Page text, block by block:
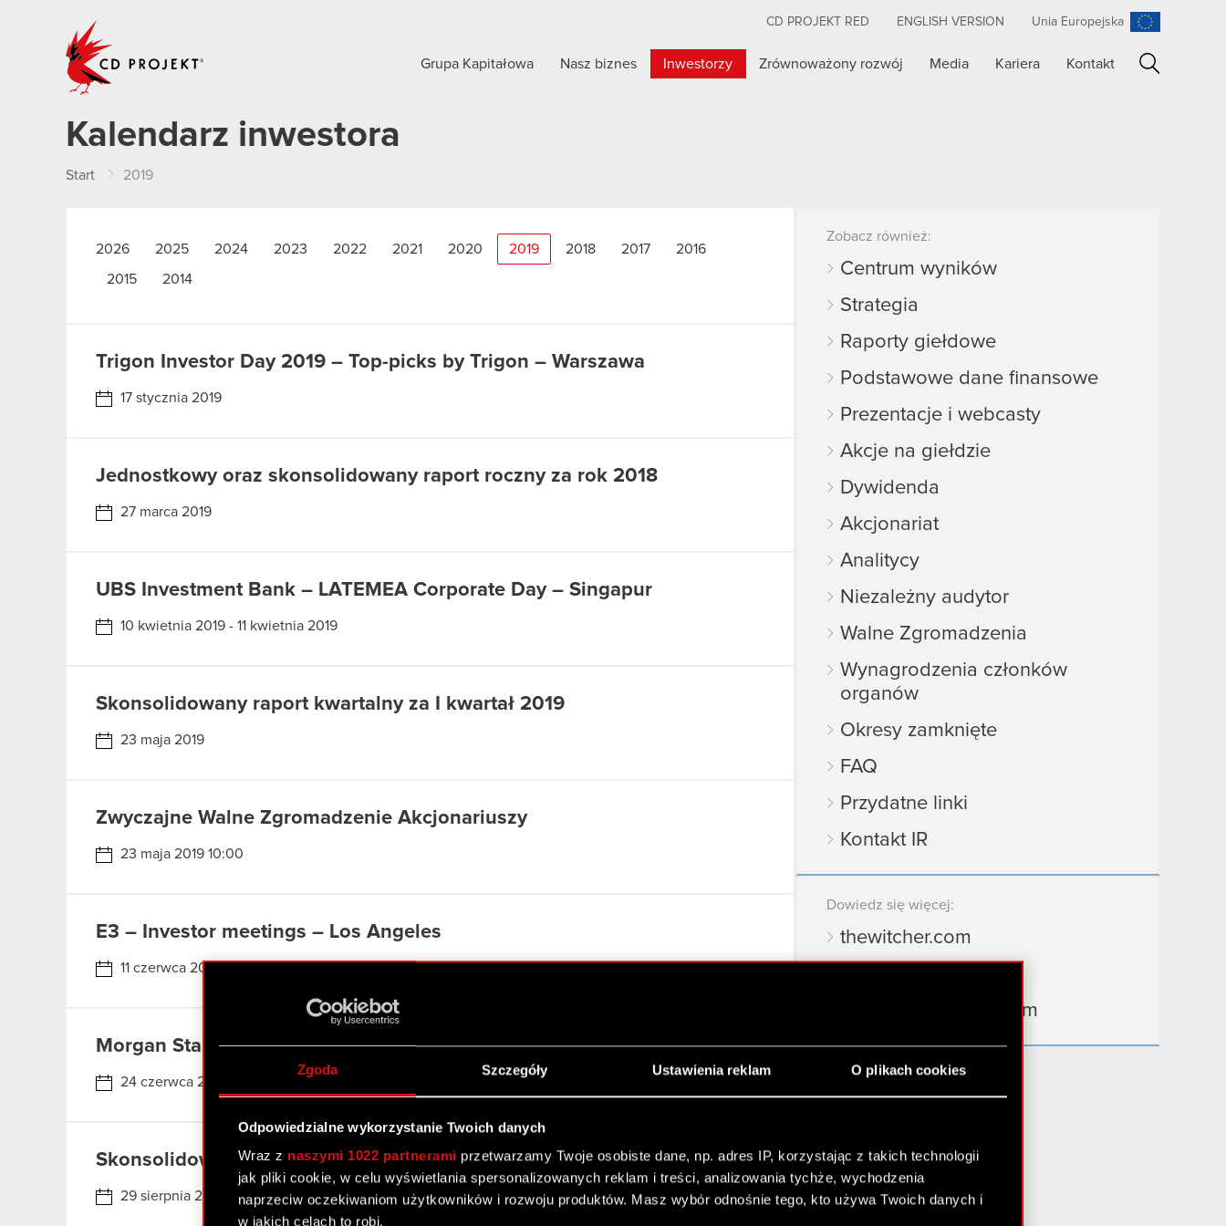
Zgoda Szczegóły Ustawienia reklam O plikach cookies
Odpowiedzialne wykorzystanie Twoich danych
Wraz z naszymi 1022 partnerami przetwarzamy Twoje osobiste dane, np. adres IP, korzystając z takich technologii
jak pliki cookie, w celu wyświetlania spersonalizowanych reklam i treści, analizowania tychże, wychodzenia
naprzeciw oczekiwaniom użytkowników i rozwoju produktów. Masz wybór odnośnie tego, kto używa Twoich danych i
w jakich celach to robi.
CD PROJEKT RED ENGLISH VERSION Unia Europejska
Grupa Kapitałowa Nasz biznes Inwestorzy Zrównoważony rozwój Media Kariera Kontakt
Kalendarz inwestora
Start 2019
2026 2025 2024 2023 2022 2021 2020 2019 2018 2017 2016
2015 2014
Trigon Investor Day 2019 – Top-picks by Trigon – Warszawa
17 stycznia 2019
Jednostkowy oraz skonsolidowany raport roczny za rok 2018
27 marca 2019
UBS Investment Bank – LATEMEA Corporate Day – Singapur
10 kwietnia 2019 - 11 kwietnia 2019
Skonsolidowany raport kwartalny za I kwartał 2019
23 maja 2019
Zwyczajne Walne Zgromadzenie Akcjonariuszy
23 maja 2019 10:00
E3 – Investor meetings – Los Angeles
11 czerwca 2019 - 13 czerwca 2019
Morgan Stanley Non Deal Roadshow – Boston, Nowy Jork
24 czerwca 2019 - 26 czerwca 2019
Skonsolidowany raport półroczny za I półrocze 2019
29 sierpnia 2019
Zobacz również:
Centrum wyników
Strategia
Raporty giełdowe
Podstawowe dane finansowe
Prezentacje i webcasty
Akcje na giełdzie
Dywidenda
Akcjonariat
Analitycy
Niezależny audytor
Walne Zgromadzenia
Wynagrodzenia członków
organów
Okresy zamknięte
FAQ
Przydatne linki
Kontakt IR
Dowiedz się więcej:
thewitcher.com
gear.cdprojektred.com